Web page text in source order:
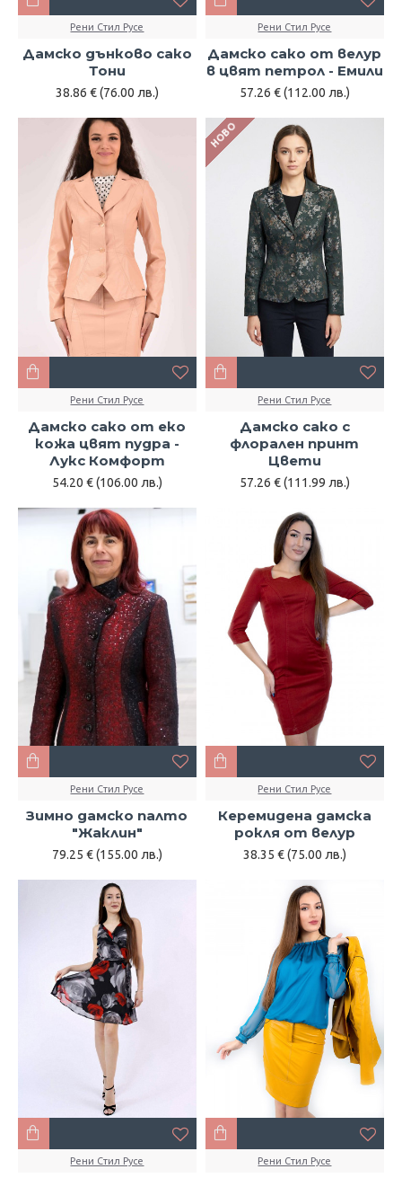
Рени Стил Русе
Дамско дънково сако
Тони
38.86 € (76.00 лв.)
Рени Стил Русе
Дамско сако от велур
в цвят петрол - Емили
57.26 € (112.00 лв.)
Рени Стил Русе
Дамско сако от еко
кожа цвят пудра -
Лукс Комфорт
54.20 € (106.00 лв.)
НОВО
Рени Стил Русе
Дамско сако с
флорален принт
Цвети
57.26 € (111.99 лв.)
Рени Стил Русе
Зимно дамско палто
"Жаклин"
79.25 € (155.00 лв.)
Рени Стил Русе
Керемидена дамска
рокля от велур
38.35 € (75.00 лв.)
Рени Стил Русе Рени Стил Русе